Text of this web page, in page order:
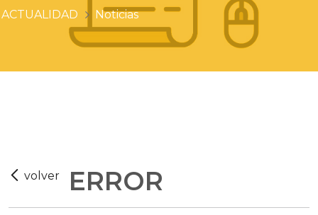
ACTUALIDAD Noticias
ERROR